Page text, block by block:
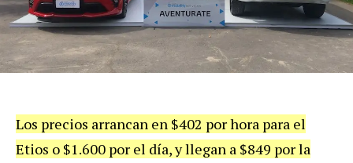
Los precios arrancan en $402 por hora para el
Etios o $1.600 por el día, y llegan a $849 por la